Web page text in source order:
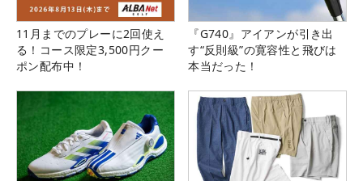
11月までのプレーに2回使え
る！コース限定3,500円クー
ポン配布中！
『G740』アイアンが引き出
す“反則級”の寛容性と飛びは
本当だった！